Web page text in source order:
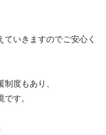
いきますのでご安心く
度もあり、
す。